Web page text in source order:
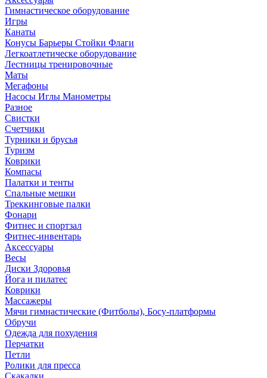
Гимнастическое оборудование
Игры
Канаты
Конусы Барьеры Стойки Флаги
Легкоатлетическе оборудование
Лестницы тренировочные
Маты
Мегафоны
Насосы Иглы Манометры
Разное
Свистки
Счетчики
Турники и брусья
Туризм
Коврики
Компасы
Палатки и тенты
Спальные мешки
Треккинговые палки
Фонари
Фитнес и спортзал
Фитнес-инвентарь
Аксессуары
Весы
Диски Здоровья
Йога и пилатес
Коврики
Массажеры
Мячи гимнастические (Фитболы), Босу-платформы
Обручи
Одежда для похудения
Перчатки
Петли
Ролики для пресса
Скакалки